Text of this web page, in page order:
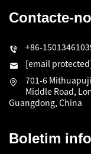
Contacte-
+86-
[email
701-6
Middle Road,
Guangdong, China
Boletim